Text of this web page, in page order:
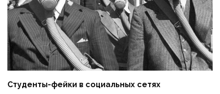
Студенты-фейки в социальных сетях